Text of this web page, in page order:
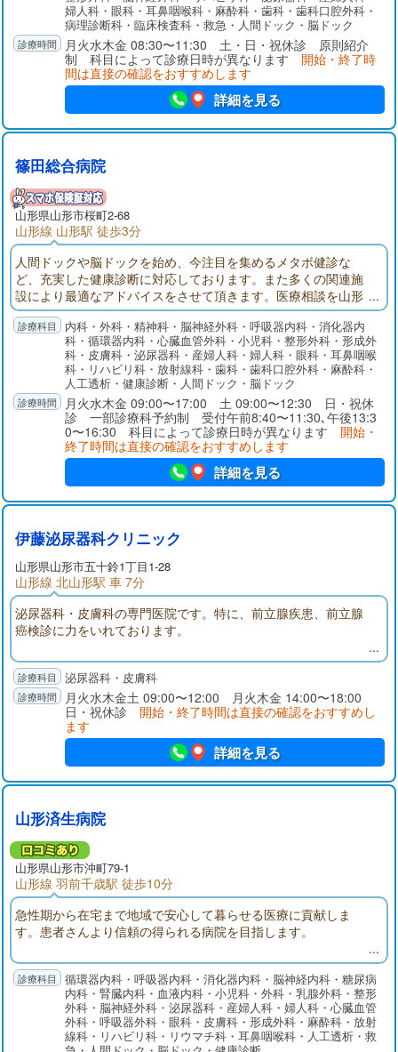
の約45％を引き受けております。
婦人科・眼科・耳鼻咽喉科・麻酔科・歯科・歯科口腔外科・
病理診断科・臨床検査科・救急・人間ドック・脳ドック
月火水木金 08:30〜11:30 土・日・祝休診 原則紹介
制 科目によって診療日時が異なります 開始・終了時
間は直接の確認をおすすめします
詳細を見る
篠田総合病院
山形県山形市桜町2-68
山形線 山形駅 徒歩3分
人間ドックや脳ドックを始め、今注目を集めるメタボ健診な
ど、充実した健康診断に対応しております。また多くの関連施
設により最適なアドバイスをさせて頂きます。医療相談を山形
でお求めなら、篠田総合病院が貴方をサポートします。
内科・外科・精神科・脳神経外科・呼吸器内科・消化器内
科・循環器内科・心臓血管外科・小児科・整形外科・形成外
科・皮膚科・泌尿器科・産婦人科・婦人科・眼科・耳鼻咽喉
科・リハビリ科・放射線科・歯科・歯科口腔外科・麻酔科・
人工透析・健康診断・人間ドック・脳ドック
月火水木金 09:00〜17:00 土 09:00〜12:30 日・祝休
診 一部診療科予約制 受付午前8:40〜11:30､午後13:3
0〜16:30 科目によって診療日時が異なります 開始・
終了時間は直接の確認をおすすめします
詳細を見る
伊藤泌尿器科クリニック
山形県山形市五十鈴1丁目1-28
山形線 北山形駅 車 7分
泌尿器科・皮膚科の専門医院です。特に、前立腺疾患、前立腺
癌検診に力をいれております。
泌尿器科・皮膚科
月火水木金土 09:00〜12:00 月火木金 14:00〜18:00
日・祝休診 開始・終了時間は直接の確認をおすすめし
ます
詳細を見る
山形済生病院
山形県山形市沖町79-1
山形線 羽前千歳駅 徒歩10分
急性期から在宅まで地域で安心して暮らせる医療に貢献しま
す。患者さんより信頼の得られる病院を目指します。
循環器内科・呼吸器内科・消化器内科・脳神経内科・糖尿病
内科・腎臓内科・血液内科・小児科・外科・乳腺外科・整形
外科・脳神経外科・泌尿器科・産婦人科・婦人科・心臓血管
外科・呼吸器外科・眼科・皮膚科・形成外科・麻酔科・放射
線科・リハビリ科・リウマチ科・耳鼻咽喉科・人工透析・救